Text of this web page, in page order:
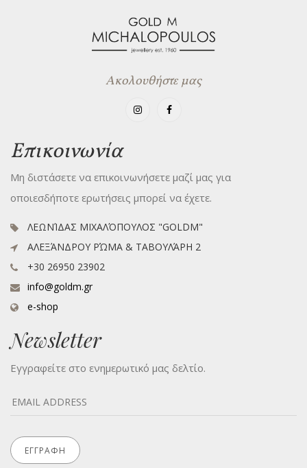
Ακολουθήστε μας
Επικοινωνία
Μη διστάσετε να επικοινωνήσετε μαζί μας για
οποιεσδήποτε ερωτήσεις μπορεί να έχετε.
ΛΕΩΝΊΔΑΣ ΜΙΧΑΛΌΠΟΥΛΟΣ "GOLDM"
ΑΛΕΞΆΝΔΡΟΥ ΡΏΜΑ & ΤΑΒΟΥΛΆΡΗ 2
+30 26950 23902
info@goldm.gr
e-shop
Newsletter
Εγγραφείτε στο ενημερωτικό μας δελτίο.